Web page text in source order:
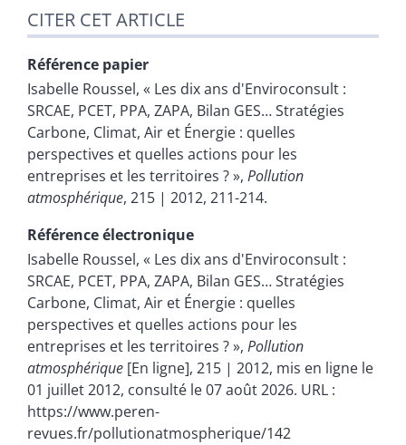
CITER CET ARTICLE
Référence papier
Isabelle Roussel, « Les dix ans d'Enviroconsult :
SRCAE, PCET, PPA, ZAPA, Bilan GES… Stratégies
Carbone, Climat, Air et Énergie : quelles
perspectives et quelles actions pour les
entreprises et les territoires ? », Pollution
atmosphérique, 215 | 2012, 211-214.
Référence électronique
Isabelle Roussel, « Les dix ans d'Enviroconsult :
SRCAE, PCET, PPA, ZAPA, Bilan GES… Stratégies
Carbone, Climat, Air et Énergie : quelles
perspectives et quelles actions pour les
entreprises et les territoires ? », Pollution
atmosphérique [En ligne], 215 | 2012, mis en ligne le
01 juillet 2012, consulté le 07 août 2026. URL :
https://www.peren-
revues.fr/pollutionatmospherique/142